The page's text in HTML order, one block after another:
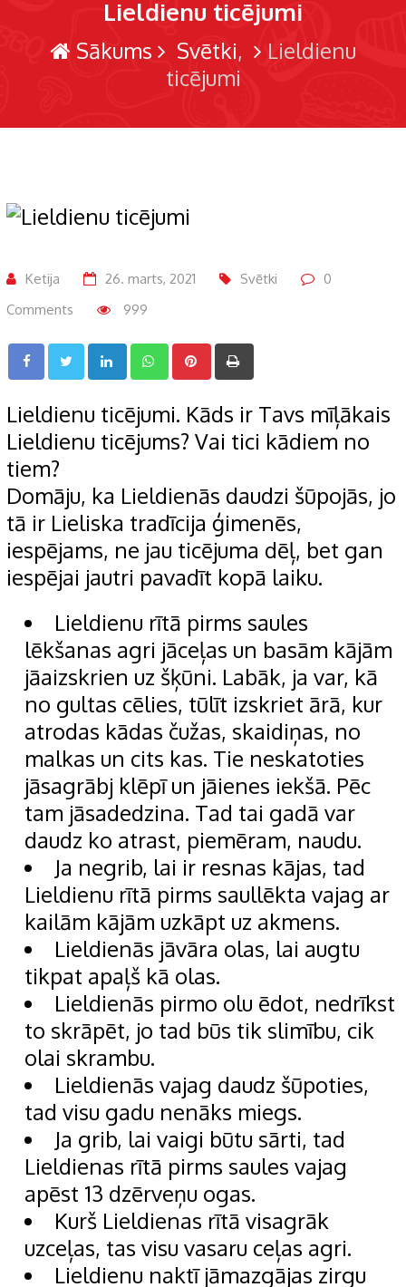
Lieldienu ticējumi
Sākums Svētki
Lieldienu
ticējumi
Ketija 26. marts, 2021 Svētki
0
Comments
999
LinkedInWhatsapp
Pinterest
Print
Lieldienu ticējumi. Kāds ir Tavs mīļākais
Lieldienu ticējums? Vai tici kādiem no
tiem?
Domāju, ka Lieldienās daudzi šūpojās, jo
tā ir Lieliska tradīcija ģimenēs,
iespējams, ne jau ticējuma dēļ, bet gan
iespējai jautri pavadīt kopā laiku.
Lieldienu rītā pirms saules
lēkšanas agri jāceļas un basām kājām
jāaizskrien uz šķūni. Labāk, ja var, kā
no gultas cēlies, tūlīt izskriet ārā, kur
atrodas kādas čužas, skaidiņas, no
malkas un cits kas. Tie neskatoties
jāsagrābj klēpī un jāienes iekšā. Pēc
tam jāsadedzina. Tad tai gadā var
daudz ko atrast, piemēram, naudu.
Ja negrib, lai ir resnas kājas, tad
Lieldienu rītā pirms saullēkta vajag ar
kailām kājām uzkāpt uz akmens.
Lieldienās jāvāra olas, lai augtu
tikpat apaļš kā olas.
Lieldienās pirmo olu ēdot, nedrīkst
to skrāpēt, jo tad būs tik slimību, cik
olai skrambu.
Lieldienās vajag daudz šūpoties,
tad visu gadu nenāks miegs.
Ja grib, lai vaigi būtu sārti, tad
Lieldienas rītā pirms saules vajag
apēst 13 dzērveņu ogas.
Kurš Lieldienas rītā visagrāk
uzceļas, tas visu vasaru ceļas agri.
Lieldienu naktī jāmazgājas zirgu